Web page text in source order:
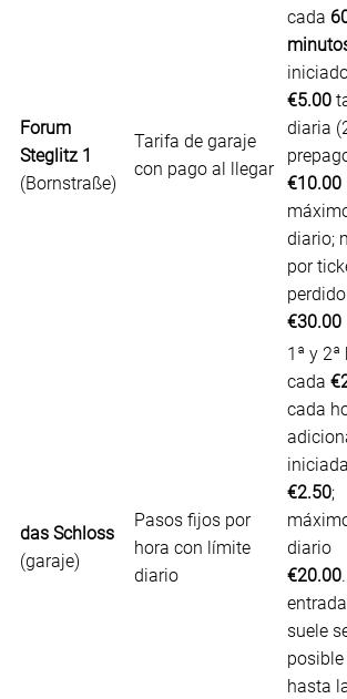
Forum
Steglitz 1
(Bornstraße)
Tarifa de garaje
con pago al llegar
cada
€5.00
diaria
€10.00
diario;
por
perdido
€30.00
das Schloss
(garaje)
Pasos fijos por
hora con límite
diario
1ª y 2ª
cada
cada
€2.50;
diario
€20.00
entrada
suele
posible
hasta